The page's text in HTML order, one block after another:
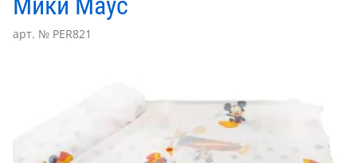
арт. № PER821